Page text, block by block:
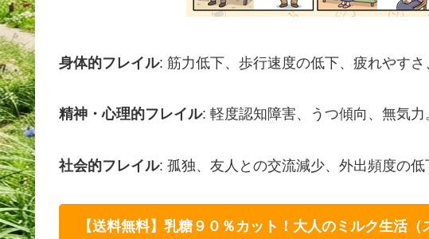
身体的フレイル: 筋力低下、歩行速度の低下、疲れやすさ
精神・心理的フレイル: 軽度認知障害、うつ傾向、無気力
社会的フレイル: 孤独、友人との交流減少、外出頻度の低
【送料無料】乳糖９０％カット！大人のミルク生活